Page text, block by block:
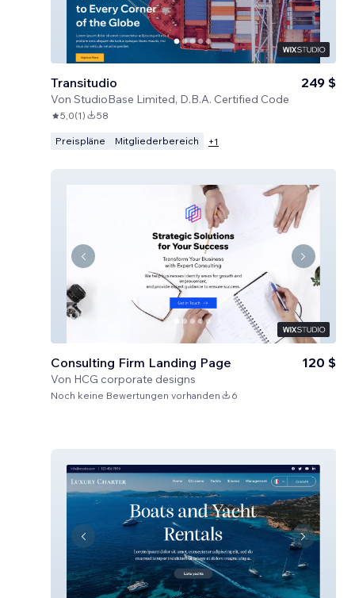
Transitudio
Von StudioBase Limited, D.B.A. Certified Code
249 $
5,0(1) 58
Preispläne Mitgliederbereich +1
Consulting Firm Landing Page
Von HCG corporate designs
120 $
Noch keine Bewertungen vorhanden 6